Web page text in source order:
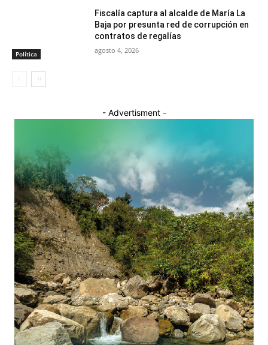
Política
Fiscalía captura al alcalde de María La
Baja por presunta red de corrupción en
contratos de regalías
agosto 4, 2026
- Advertisment -